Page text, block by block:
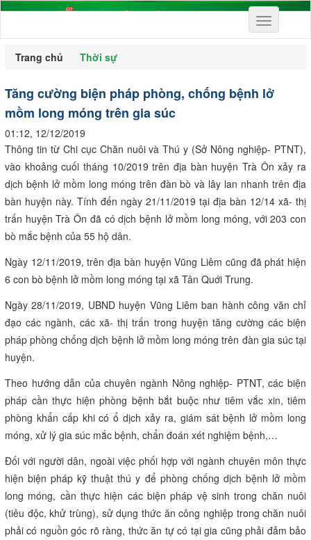
Toggle
navigation
Trang chủ
Thời sự
Tăng cường biện pháp phòng, chống bệnh lở
mồm long móng trên gia súc
01:12, 12/12/2019
Thông tin từ Chi cục Chăn nuôi và Thú y (Sở Nông nghiệp- PTNT),
vào khoảng cuối tháng 10/2019 trên địa bàn huyện Trà Ôn xảy ra
dịch bệnh lở mồm long móng trên đàn bò và lây lan nhanh trên địa
bàn huyện này. Tính đến ngày 21/11/2019 tại địa bàn 12/14 xã- thị
trấn huyện Trà Ôn đã có dịch bệnh lở mồm long móng, với 203 con
bò mắc bệnh của 55 hộ dân.
Ngày 12/11/2019, trên địa bàn huyện Vũng Liêm cũng đã phát hiện
6 con bò bệnh lở mồm long móng tại xã Tân Quới Trung.
Ngày 28/11/2019, UBND huyện Vũng Liêm ban hành công văn chỉ
đạo các ngành, các xã- thị trấn trong huyện tăng cường các biện
pháp phòng chống dịch bệnh lở mồm long móng trên đàn gia súc tại
huyện.
Theo hướng dẫn của chuyên ngành Nông nghiệp- PTNT, các biện
pháp cần thực hiện phòng bệnh bắt buộc như tiêm vắc xin, tiêm
phòng khẩn cấp khi có ổ dịch xảy ra, giám sát bệnh lở mồm long
móng, xử lý gia súc mắc bệnh, chẩn đoán xét nghiệm bệnh,…
Đối với người dân, ngoài việc phối hợp với ngành chuyên môn thực
hiện biện pháp kỹ thuật thú y để phòng chống dịch bệnh lở mồm
long móng, cần thực hiện các biện pháp vệ sinh trong chăn nuôi
(tiêu độc, khử trùng), sử dụng thức ăn công nghiệp trong chăn nuôi
phải có nguồn góc rõ ràng, thức ăn tự có tại gia cũng phải đảm bảo